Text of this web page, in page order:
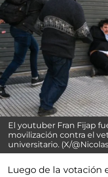
El youtuber Fran Fijap
movilización contra el
universitario. (X/
Luego de la votación